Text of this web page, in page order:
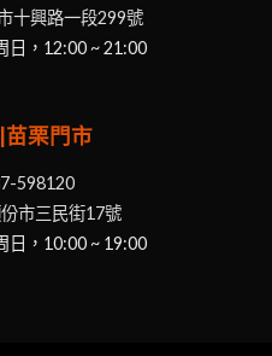
十興路一段299號
日，12:00 ~ 21:00
栗門市
598120
市三民街17號
日，10:00 ~ 19:00